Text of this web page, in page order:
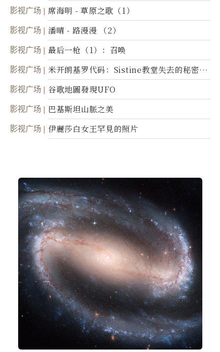
影视广场 席海明 - 草原之歌（1）
影视广场 潘晴 - 路漫漫 （2）
影视广场 最后一枪（1）：召唤
影视广场
米开朗基罗代码：Sistine教堂失去的秘密
(图)
影视广场 谷歌地圖發現UFO
影视广场 巴基斯坦山脈之美
影视广场 伊麗莎白女王罕見的照片